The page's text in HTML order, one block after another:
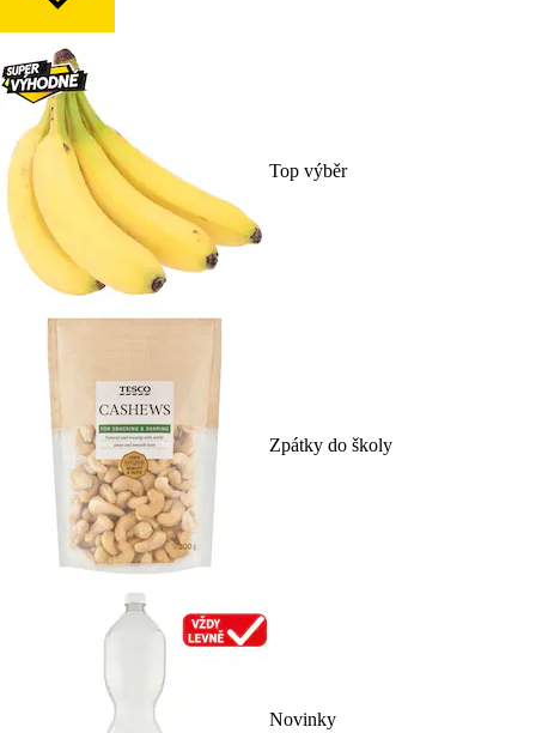
Top výběr
Zpátky do školy
Novinky